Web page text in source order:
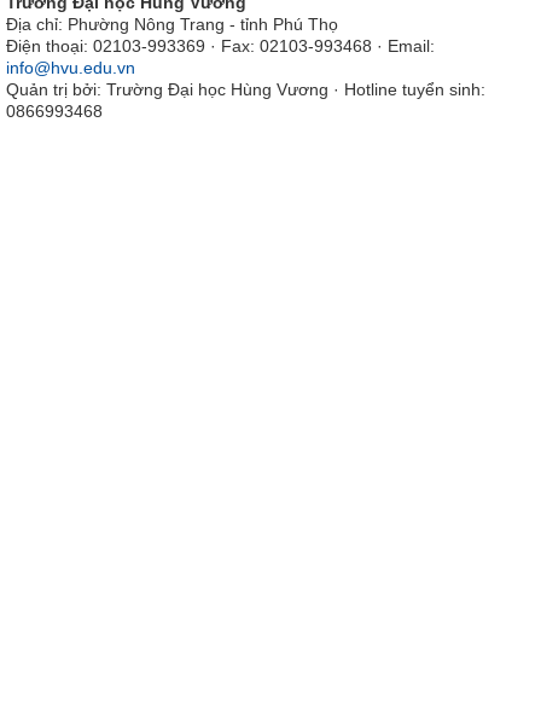
Địa chỉ: Phường Nông Trang - tỉnh Phú Thọ
Điện thoại: 02103-993369 · Fax: 02103-993468 · Email:
info@hvu.edu.vn
Quản trị bởi: Trường Đại học Hùng Vương · Hotline tuyển sinh:
0866993468